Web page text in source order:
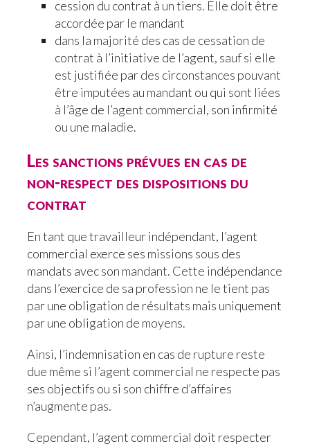
cession du contrat à un tiers. Elle doit être
accordée par le mandant
dans la majorité des cas de cessation de
contrat à l’initiative de l’agent, sauf si elle
est justifiée par des circonstances pouvant
être imputées au mandant ou qui sont liées
à l’âge de l’agent commercial, son infirmité
ou une maladie.
Les sanctions prévues en cas de
non-respect des dispositions du
contrat
En tant que travailleur indépendant, l’agent
commercial exerce ses missions sous des
mandats avec son mandant. Cette indépendance
dans l’exercice de sa profession ne le tient pas
par une obligation de résultats mais uniquement
par une obligation de moyens.
Ainsi, l’indemnisation en cas de rupture reste
due même si l’agent commercial ne respecte pas
ses objectifs ou si son chiffre d’affaires
n’augmente pas.
Cependant, l’agent commercial doit respecter